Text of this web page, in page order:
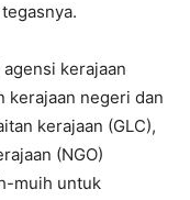
kerajaan
kerajaan negeri dan
kerajaan (GLC),
(NGO)
muih untuk